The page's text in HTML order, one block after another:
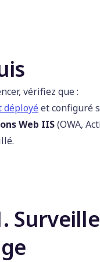
vérifiez que :
déployé et configuré
Web IIS(OWA,